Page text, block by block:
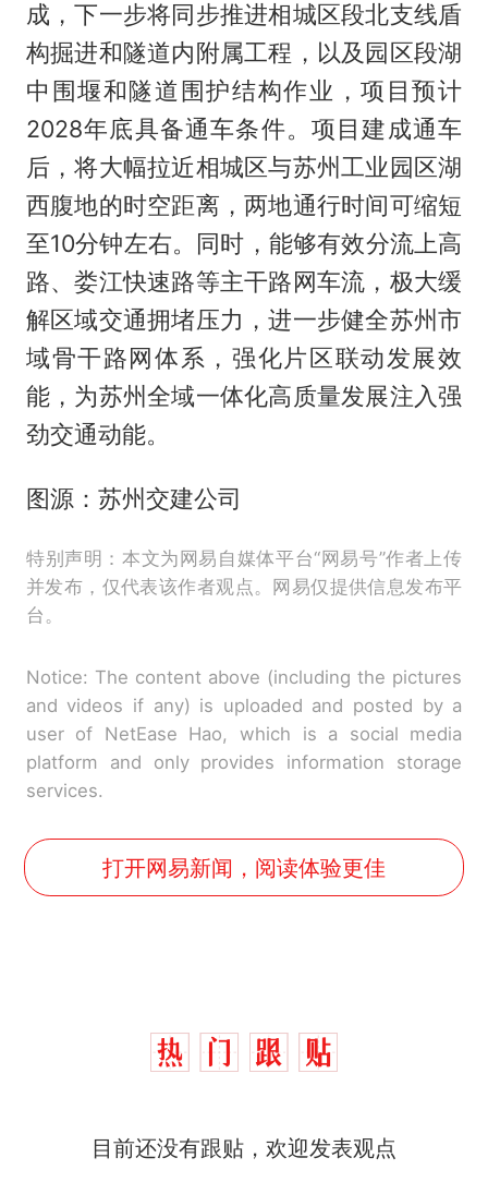
成，下一步将同步推进相城区段北支线盾
构掘进和隧道内附属工程，以及园区段湖
中围堰和隧道围护结构作业，项目预计
2028年底具备通车条件。项目建成通车
后，将大幅拉近相城区与苏州工业园区湖
西腹地的时空距离，两地通行时间可缩短
至10分钟左右。同时，能够有效分流上高
路、娄江快速路等主干路网车流，极大缓
解区域交通拥堵压力，进一步健全苏州市
域骨干路网体系，强化片区联动发展效
能，为苏州全域一体化高质量发展注入强
劲交通动能。
图源：苏州交建公司
特别声明：本文为网易自媒体平台“网易号”作者上传
并发布，仅代表该作者观点。网易仅提供信息发布平
台。
Notice: The content above (including the pictures
and videos if any) is uploaded and posted by a
user of NetEase Hao, which is a social media
platform and only provides information storage
services.
打开网易新闻，阅读体验更佳
目前还没有跟贴，欢迎发表观点
热
制裁瓜子饺子，美国怕什
号，仅凭视频评出？中国烹饪